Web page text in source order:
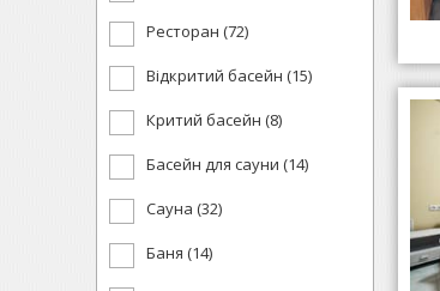
Ресторан (72)
Відкритий басейн (15)
Критий басейн (8)
Басейн для сауни (14)
Сауна (32)
Баня (14)